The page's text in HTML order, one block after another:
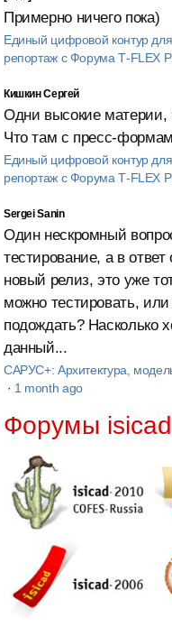
Примерно ничего пока)
Единый цифровой контур
репортаж с Форума T‑FLEX
Кишкин Сергей
Одни высокие материи,
Что там с пресс-
Единый цифровой контур
репортаж с Форума T‑FLEX
Sergei Sanin
Один нескромный
тестирование, а в
новый релиз, это уже
можно тестировать,
подождать? Насколько
данный...
САРУС+: Архитектура,
· 1 month ago
Форумы isicad